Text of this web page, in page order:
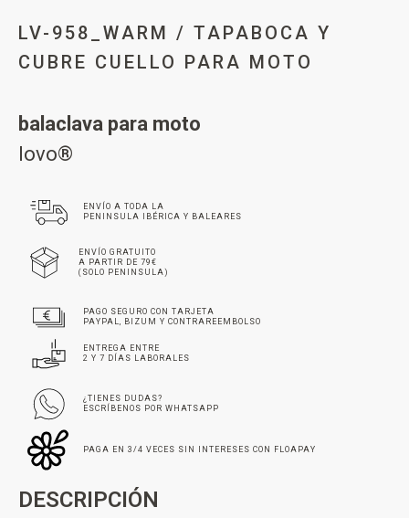
LV-958_WARM / TAPABOCA Y
CUBRE CUELLO PARA MOTO
balaclava para moto
lovo®
ENVÍO A TODA LA
PENINSULA IBÉRICA Y BALEARES
ENVÍO GRATUITO
A PARTIR DE 79€
(SOLO PENINSULA)
PAGO SEGURO CON TARJETA
PAYPAL, BIZUM Y CONTRAREEMBOLSO
ENTREGA ENTRE
2 Y 7 DÍAS LABORALES
¿TIENES DUDAS?
ESCRÍBENOS POR WHATSAPP
PAGA EN 3/4 VECES SIN INTERESES CON FLOAPAY
DESCRIPCIÓN